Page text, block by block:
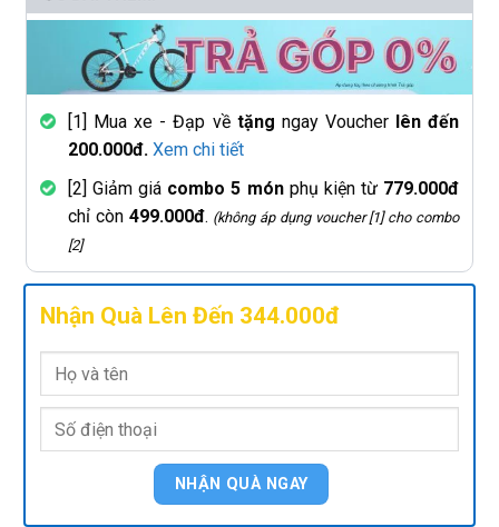
[1] Mua xe - Đạp về tặng ngay Voucher lên đến
200.000đ. Xem chi tiết
[2] Giảm giá combo 5 mónphụ kiện từ 779.000đ
chỉ còn 499.000đ. (không áp dụng voucher [1] cho combo
[2]
Nhận Quà Lên Đến 344.000đ